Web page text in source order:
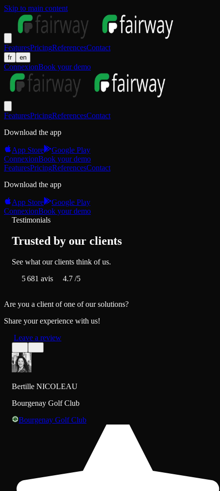
Skip to main content
FeaturesPricingReferencesContact
fr en
ConnexionBook your demo
FeaturesPricingReferencesContact
Download the app
App Store
Google Play
ConnexionBook your demo
FeaturesPricingReferencesContact
Download the app
App Store
Google Play
ConnexionBook your demo
Testimonials
Trusted by our clients
See what our clients think of us.
5 681 avis 4.7 /5
Are you a client of one of our solutions?
Share your experience with us!
Leave a review
Bertille NICOLEAU
Bourgenay Golf Club
Bourgenay Golf Club